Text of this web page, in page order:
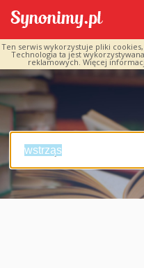
Ten serwis wykorzystuje pliki
Technologia ta jest
reklamowych. Więcej